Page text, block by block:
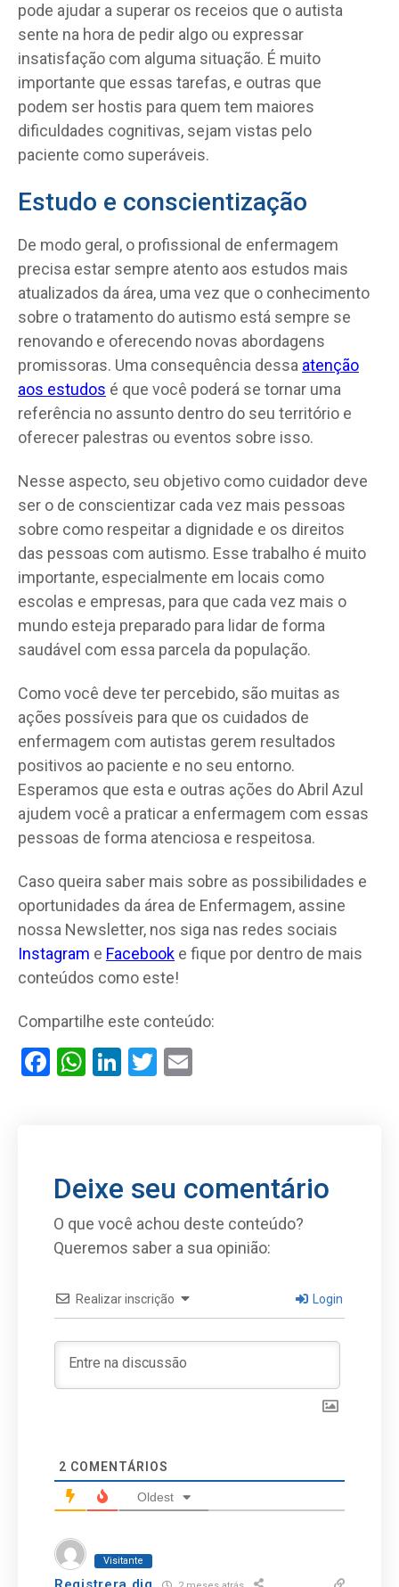
pode ajudar a superar os receios que o autista
sente na hora de pedir algo ou expressar
insatisfação com alguma situação. É muito
importante que essas tarefas, e outras que
podem ser hostis para quem tem maiores
dificuldades cognitivas, sejam vistas pelo
paciente como superáveis.
Estudo e conscientização
De modo geral, o profissional de enfermagem
precisa estar sempre atento aos estudos mais
atualizados da área, uma vez que o conhecimento
sobre o tratamento do autismo está sempre se
renovando e oferecendo novas abordagens
promissoras. Uma consequência dessa atenção
aos estudos é que você poderá se tornar uma
referência no assunto dentro do seu território e
oferecer palestras ou eventos sobre isso.
Nesse aspecto, seu objetivo como cuidador deve
ser o de conscientizar cada vez mais pessoas
sobre como respeitar a dignidade e os direitos
das pessoas com autismo. Esse trabalho é muito
importante, especialmente em locais como
escolas e empresas, para que cada vez mais o
mundo esteja preparado para lidar de forma
saudável com essa parcela da população.
Como você deve ter percebido, são muitas as
ações possíveis para que os cuidados de
enfermagem com autistas gerem resultados
positivos ao paciente e no seu entorno.
Esperamos que esta e outras ações do Abril Azul
ajudem você a praticar a enfermagem com essas
pessoas de forma atenciosa e respeitosa.
Caso queira saber mais sobre as possibilidades e
oportunidades da área de Enfermagem, assine
nossa Newsletter, nos siga nas redes sociais
Instagram e Facebook e fique por dentro de mais
conteúdos como este!
Compartilhe este conteúdo:
Facebook
WhatsApp
LinkedIn
Twitter
Deixe seu comentário
O que você achou deste conteúdo?
Queremos saber a sua opinião:
Realizar inscrição Login
2 COMENTÁRIOS
Oldest
Visitante